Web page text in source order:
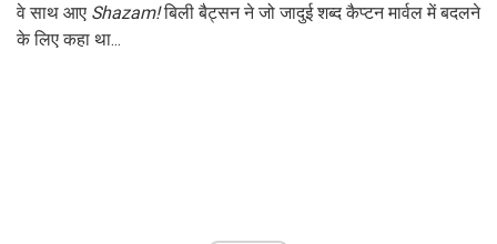
वे साथ आए Shazam!बिली बैट्सन ने जो जादुई शब्द कैप्टन मार्वल में बदलने
के लिए कहा था...